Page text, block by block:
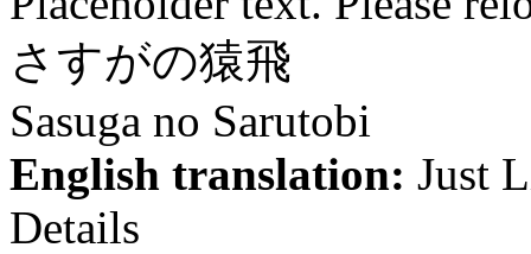
さすがの猿飛
Sasuga no Sarutobi
English translation: Just
Details